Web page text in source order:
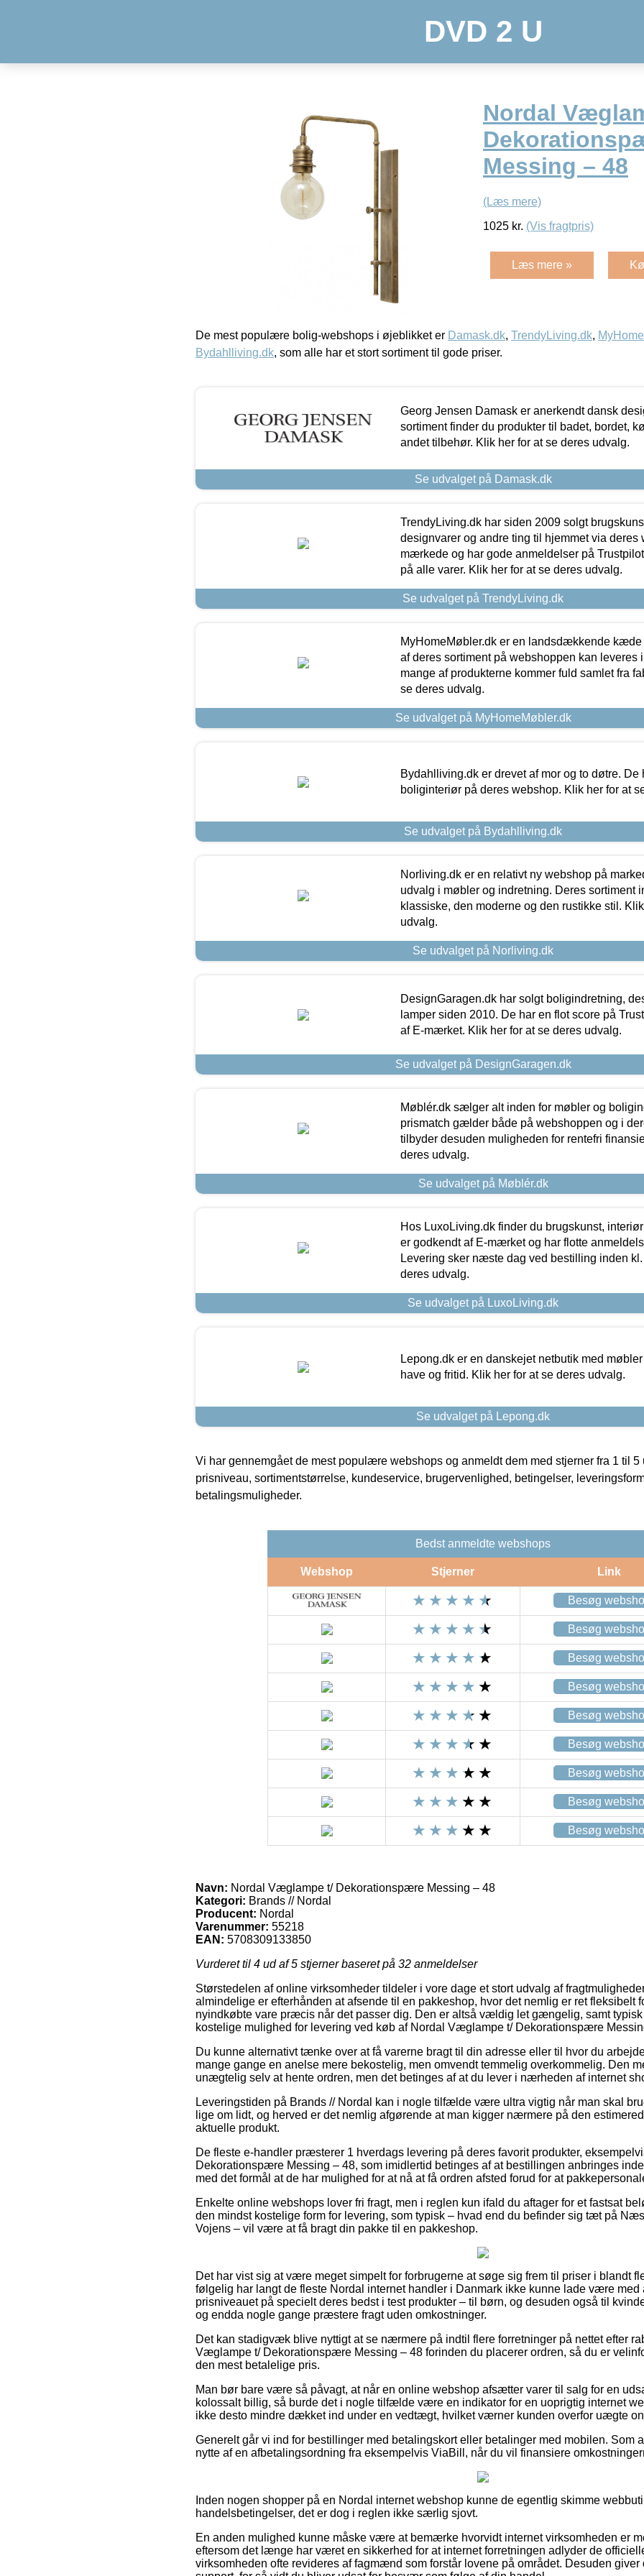
DVD 2 U
Nordal
Messing – 48
(Læs mere)
1025 kr. (Vis fragtpris)
Læs mere »
De mest populære bolig-webshops i øjeblikket er Damask.dk, TrendyLiving.dk,
Bydahlliving.dk, som alle har et stort sortiment til gode priser.
Georg Jensen Damask er anerkendt dansk
sortiment finder du produkter til badet, bordet,
andet tilbehør. Klik her for at se deres udvalg.
Se udvalget på Damask.dk
TrendyLiving.dk har siden 2009 solgt
designvarer og andre ting til hjemmet via deres
mærkede og har gode anmeldelser på
på alle varer. Klik her for at se deres udvalg.
Se udvalget på TrendyLiving.dk
MyHomeMøbler.dk er en landsdækkende kæde
af deres sortiment på webshoppen kan leveres
mange af produkterne kommer fuld samlet fra
se deres udvalg.
Se udvalget på MyHomeMøbler.dk
Bydahlliving.dk er drevet af mor og to døtre. De
boliginteriør på deres webshop. Klik her for at
Se udvalget på Bydahlliving.dk
Norliving.dk er en relativt ny webshop på
udvalg i møbler og indretning. Deres sortiment
klassiske, den moderne og den rustikke stil.
udvalg.
Se udvalget på Norliving.dk
DesignGaragen.dk har solgt boligindretning,
lamper siden 2010. De har en flot score på
af E-mærket. Klik her for at se deres udvalg.
Se udvalget på DesignGaragen.dk
Møblér.dk sælger alt inden for møbler og
prismatch gælder både på webshoppen og i
tilbyder desuden muligheden for rentefri
deres udvalg.
Se udvalget på Møblér.dk
Hos LuxoLiving.dk finder du brugskunst,
er godkendt af E-mærket og har flotte
Levering sker næste dag ved bestilling inden
deres udvalg.
Se udvalget på LuxoLiving.dk
Lepong.dk er en danskejet netbutik med
have og fritid. Klik her for at se deres udvalg.
Se udvalget på Lepong.dk
Vi har gennemgået de mest populære webshops og anmeldt dem med stjerner fra 1 til 5
prisniveau, sortimentstørrelse, kundeservice, brugervenlighed, betingelser,
betalingsmuligheder.
Bedst anmeldte webshops
Webshop Stjerner Link
Besøg
Besøg
Besøg
Besøg
Besøg
Besøg
Besøg
Besøg
Besøg
Navn: Nordal Væglampe t/ Dekorationspære Messing – 48
Kategori: Brands // Nordal
Producent: Nordal
Varenummer: 55218
EAN: 5708309133850
Vurderet til 4 ud af 5 stjerner baseret på 32 anmeldelser
Størstedelen af online virksomheder tildeler i vore dage et stort udvalg af
almindelige er efterhånden at afsende til en pakkeshop, hvor det nemlig er ret fleksibelt
nyindkøbte vare præcis når det passer dig. Den er altså vældig let gængelig, samt
kostelige mulighed for levering ved køb af Nordal Væglampe t/ Dekorationspære
Du kunne alternativt tænke over at få varerne bragt til din adresse eller til hvor du
mange gange en anelse mere bekostelig, men omvendt temmelig overkommelig. Den
unægtelig selv at hente ordren, men det betinges af at du lever i nærheden af internet
Leveringstiden på Brands // Nordal kan i nogle tilfælde være ultra vigtig når man skal
lige om lidt, og herved er det nemlig afgørende at man kigger nærmere på den
aktuelle produkt.
De fleste e-handler præsterer 1 hverdags levering på deres favorit produkter,
Dekorationspære Messing – 48, som imidlertid betinges af at bestillingen anbringes
med det formål at de har mulighed for at nå at få ordren afsted forud for at
Enkelte online webshops lover fri fragt, men i reglen kun ifald du aftager for et fastsat
den mindst kostelige form for levering, som typisk – hvad end du befinder sig tæt på
Vojens – vil være at få bragt din pakke til en pakkeshop.
Det har vist sig at være meget simpelt for forbrugerne at søge sig frem til priser i blandt
følgelig har langt de fleste Nordal internet handler i Danmark ikke kunne lade være
prisniveauet på specielt deres bedst i test produkter – til børn, og desuden også til
og endda nogle gange præstere fragt uden omkostninger.
Det kan stadigvæk blive nyttigt at se nærmere på indtil flere forretninger på nettet efter
Væglampe t/ Dekorationspære Messing – 48 forinden du placerer ordren, så du er
den mest betalelige pris.
Man bør bare være så påvagt, at når en online webshop afsætter varer til salg for en
kolossalt billig, så burde det i nogle tilfælde være en indikator for en uoprigtig internet
ikke desto mindre dækket ind under en vedtægt, hvilket værner kunden overfor uægte
Generelt går vi ind for bestillinger med betalingskort eller betalinger med mobilen. Som
nytte af en afbetalingsordning fra eksempelvis ViaBill, når du vil finansiere
Inden nogen shopper på en Nordal internet webshop kunne de egentlig skimme
handelsbetingelser, det er dog i reglen ikke særlig sjovt.
En anden mulighed kunne måske være at bemærke hvorvidt internet virksomheden er
eftersom det længe har været en sikkerhed for at internet forretningen adlyder de
virksomheden ofte revideres af fagmænd som forstår lovene på området. Desuden giver